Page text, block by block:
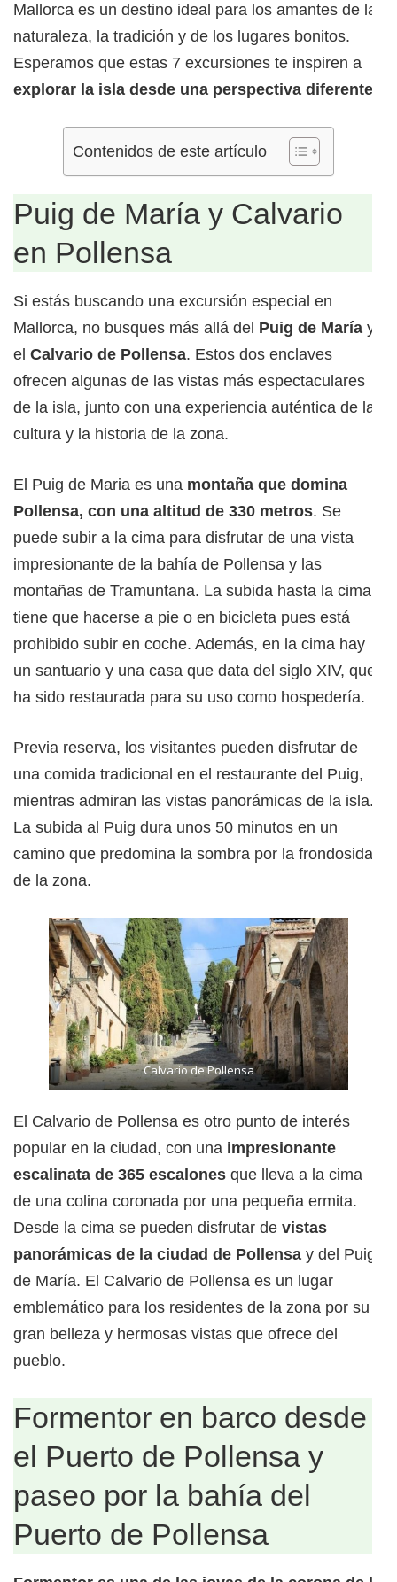
Mallorca es un destino ideal para los amantes de la
naturaleza, la tradición y de los lugares bonitos.
Esperamos que estas 7 excursiones te inspiren a
explorar la isla desde una perspectiva diferente.
Contenidos de este artículo
Puig de María y Calvario
en Pollensa
Si estás buscando una excursión especial en
Mallorca, no busques más allá del Puig de María y
el Calvario de Pollensa. Estos dos enclaves
ofrecen algunas de las vistas más espectaculares
de la isla, junto con una experiencia auténtica de la
cultura y la historia de la zona.
El Puig de Maria es una montaña que domina
Pollensa, con una altitud de 330 metros. Se
puede subir a la cima para disfrutar de una vista
impresionante de la bahía de Pollensa y las
montañas de Tramuntana. La subida hasta la cima
tiene que hacerse a pie o en bicicleta pues está
prohibido subir en coche. Además, en la cima hay
un santuario y una casa que data del siglo XIV, que
ha sido restaurada para su uso como hospedería.
Previa reserva, los visitantes pueden disfrutar de
una comida tradicional en el restaurante del Puig,
mientras admiran las vistas panorámicas de la isla.
La subida al Puig dura unos 50 minutos en un
camino que predomina la sombra por la frondosidad
de la zona.
Calvario de Pollensa
El Calvario de Pollensa es otro punto de interés
popular en la ciudad, con una impresionante
escalinata de 365 escalones que lleva a la cima
de una colina coronada por una pequeña ermita.
Desde la cima se pueden disfrutar de vistas
panorámicas de la ciudad de Pollensa y del Puig
de María. El Calvario de Pollensa es un lugar
emblemático para los residentes de la zona por su
gran belleza y hermosas vistas que ofrece del
pueblo.
Formentor en barco desde
el Puerto de Pollensa y
paseo por la bahía del
Puerto de Pollensa